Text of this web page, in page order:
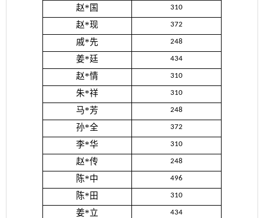
赵*国 310
赵*现 372
戚*先 248
姜*廷 434
赵*情 310
朱*祥 310
马*芳 248
孙*全 372
李*华 310
赵*传 248
陈*中 496
陈*田 310
姜*立 434